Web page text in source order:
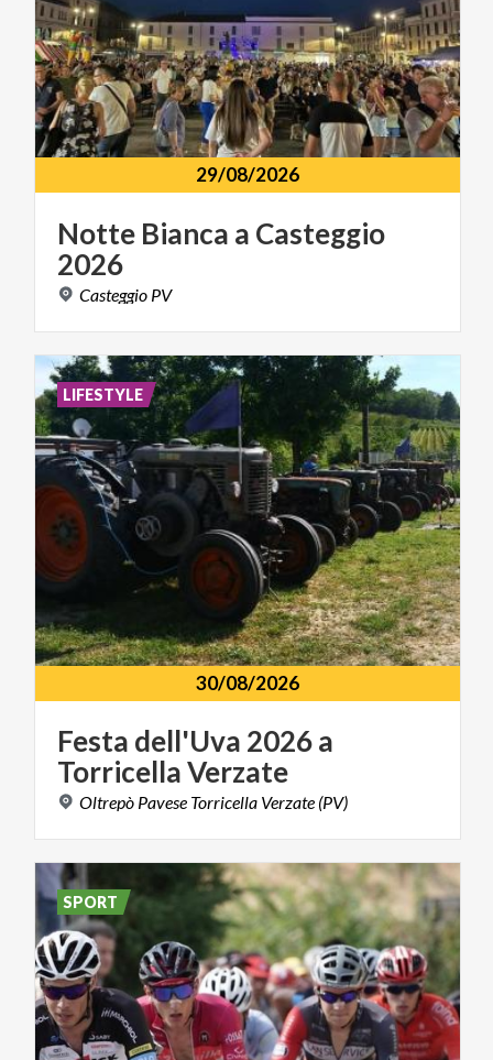
29/08/2026
Notte Bianca a Casteggio
2026
Casteggio PV
30/08/2026
Festa dell'Uva 2026a
TorricellaVerzate
Oltrepò Pavese Torricella Verzate (PV)
LIFESTYLE
SPORT